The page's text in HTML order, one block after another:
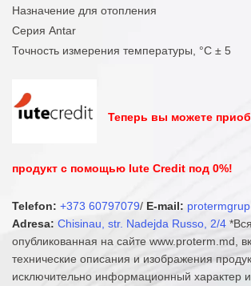
Назначение для отопления
Серия Antar
Точность измерения температуры, °C ± 5
Теперь вы можете
продукт с помощью Iute Credit под 0%!
Telefon: +373 60797079/ E-mail:
Adresa: Chisinau, str. Nadejda Russo, 2/4
опубликованная на сайте www.proterm.md,
технические описания и изображения
исключительно информационный характер